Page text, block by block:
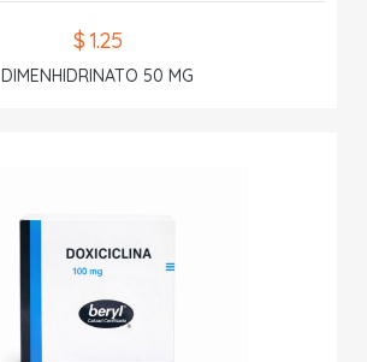
$ 1.25
DIMENHIDRINATO 50 MG